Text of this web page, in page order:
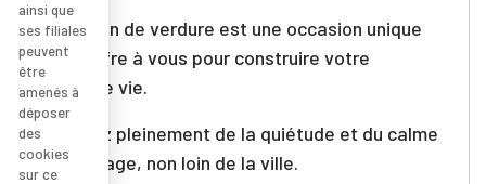
Cet écrin de verdure est une occasion unique
qui s’offre à vous pour construire votre
nouvelle vie.
Profitez pleinement de la quiétude et du calme
d’un village, non loin de la ville.
ainsi que
ses filiales
peuvent
être
amenés à
déposer
des
cookies
sur ce